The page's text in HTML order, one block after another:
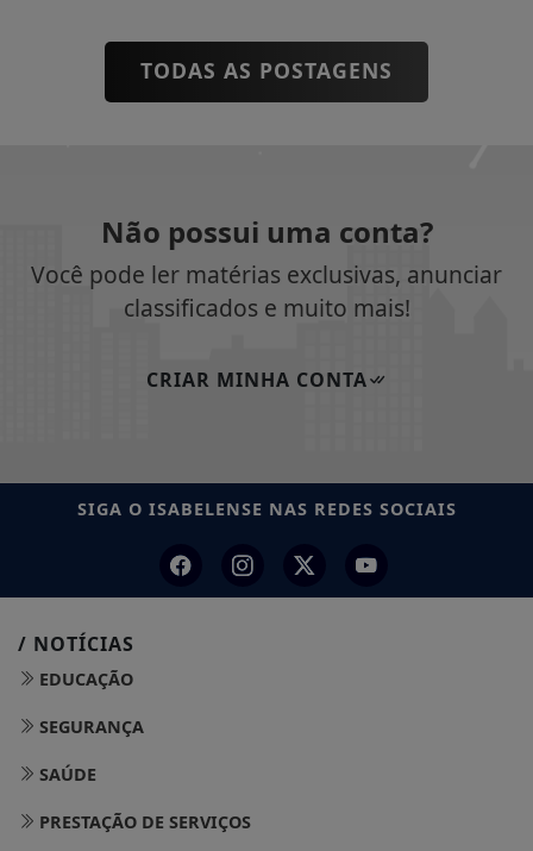
TODAS AS POSTAGENS
Não possui uma conta?
Você pode ler matérias exclusivas, anunciar
classificados e muito mais!
CRIAR MINHA CONTA
SIGA O ISABELENSE NAS REDES SOCIAIS
/ NOTÍCIAS
EDUCAÇÃO
SEGURANÇA
SAÚDE
PRESTAÇÃO DE SERVIÇOS